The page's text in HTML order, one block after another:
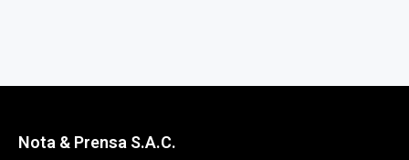
Nota & Prensa S.A.C.